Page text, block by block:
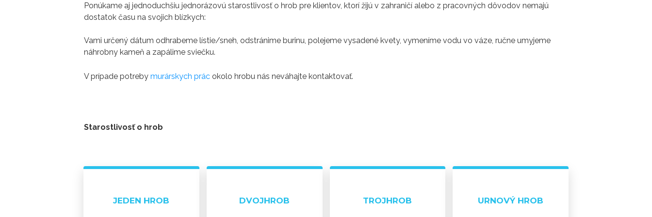
Ponúkame aj jednoduchšiu jednorázovú starostlivosť o hrob pre klientov, ktorí žijú v zahraničí alebo z pracovných dôvodov nemajú
dostatok času na svojich blízkych:
Vami určený dátum odhrabeme lístie/sneh, odstránime burinu, polejeme vysadené kvety, vymeníme vodu vo váze, ručne umyjeme
náhrobny kameň a zapálime sviečku.
V prípade potreby murárskych prác okolo hrobu nás neváhajte kontaktovať.
Starostlivosť o hrob
JEDEN HROB DVOJHROB TROJHROB URNOVÝ HROB